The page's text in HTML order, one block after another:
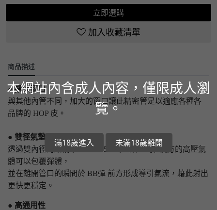
立即選購
加入收藏清單
商品描述
● 擴大窗口
與其他內管不同，加大的窗口讓此精密管足以適應各種各
品牌的 HOP 皮。
● 雙徑氣墊
透過雙內徑的結構(6.03 - 6.35mm)，讓 BB彈 後方的高壓氣
體可以包覆彈體，
並在離開管口的瞬間於 BB彈 前方形成導引氣流，藉此射出
更快更穩定。
● 高通用性
本網站內含成人內容，僅限成人瀏
覽。
滿18歲進入 未滿18歲離開